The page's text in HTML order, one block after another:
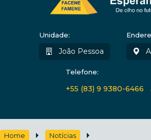
Unidade:
João Pessoa
Telefone:
+55 (83) 9 9380-6466
Home
Notícias